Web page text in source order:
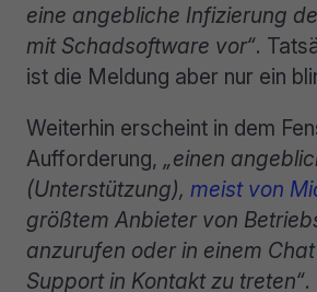
eine angebliche Infizierung
mit Schadsoftware vor“.
ist die Meldung aber nur ein
Weiterhin erscheint in dem
Aufforderung, „einen
(Unterstützung), meist von
größtem Anbieter von
anzurufen oder in einem
Support in Kontakt zu treten“.